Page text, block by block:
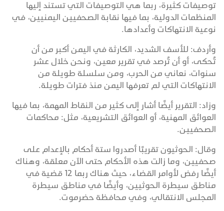
توصيفات كثيرة، ربما هي التوصيفات التي تستند إليها
المنظمات الدولية، بما فيها نقابة الصحفيين اليمنيين، في
نوعية الانتهاكات وأعدادها.
وأردف: للأسف الشديد، الكارثة في اليمن أكبر من أن
تُحكى، أو أن تُرصد في تقرير معين، ونحن خلال عشر
سنوات، نعاني من الحرب، ومن سلسلة طويلة من
الانتهاكات التي لم تعرفها اليمن منذ فترات طويلة.
وزاد: التقرير أيضًا أشار إلى كثير من النقاط المهمة، بما فيها
العوائق المهنية، أو العوائق التشريعية، مثل: محاكمات
الصحفيين.
وقال: الحوثيون تقريبًا أصدروا ستة أحكام بالإعدام على
صحفيين، وما زالت هذه الأحكام حتى الآن معلقة، وهناك
أيضًا رفض لأوامر القضاء، حيث هناك ربما 12 قضية في
مناطق سيطرة الحوثيين، وأيضًا في مناطق سيطرة
المجلس الانتقالي، وفي محافظة حضرموت.